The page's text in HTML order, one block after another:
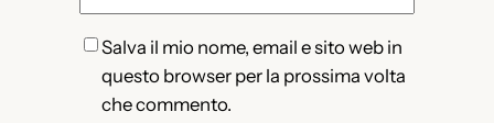
Salva il mio nome, email e sito web in
questo browser per la prossima volta
che commento.